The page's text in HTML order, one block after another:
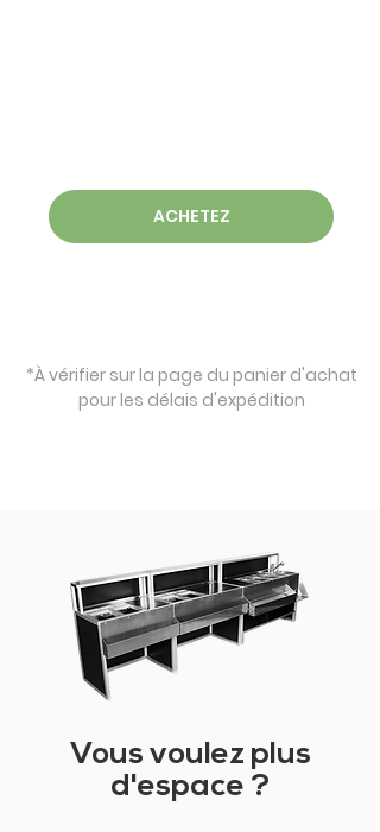
ACHETEZ
*À vérifier sur la page du panier d'achat
pour les délais d'expédition
Vous voulez plus
d'espace ?